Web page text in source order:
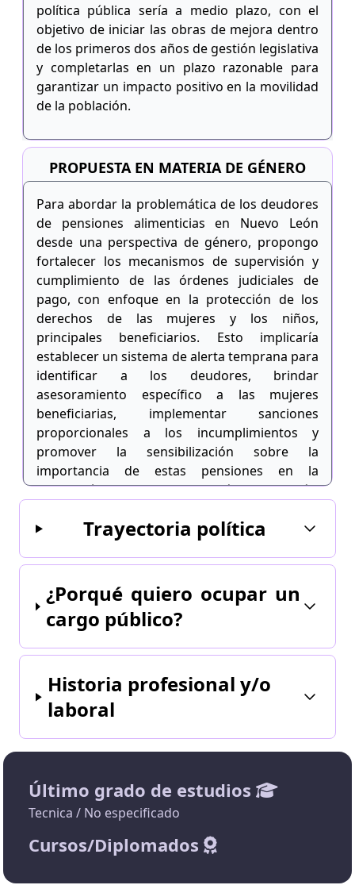
política pública sería a medio plazo, con el
objetivo de iniciar las obras de mejora dentro
de los primeros dos años de gestión legislativa
y completarlas en un plazo razonable para
garantizar un impacto positivo en la movilidad
de la población.
PROPUESTA EN MATERIA DE GÉNERO
Para abordar la problemática de los deudores
de pensiones alimenticias en Nuevo León
desde una perspectiva de género, propongo
fortalecer los mecanismos de supervisión y
cumplimiento de las órdenes judiciales de
pago, con enfoque en la protección de los
derechos de las mujeres y los niños,
principales beneficiarios. Esto implicaría
establecer un sistema de alerta temprana para
identificar a los deudores, brindar
asesoramiento específico a las mujeres
beneficiarias, implementar sanciones
proporcionales a los incumplimientos y
promover la sensibilización sobre la
importancia de estas pensiones en la
prevención de la violencia de género. Además,
y se promovería la participación de
seguimiento de los casos. Esta propuesta
busca garantizar la igualdad de género y la
protección de los derechos de mujeres y niños
en el contexto de las pensiones alimenticias.
Trayectoria política
¿Porqué quiero ocupar un
cargo público?
Historia profesional y/o
laboral
Último grado de estudios
Tecnica / No especificado
Cursos/Diplomados